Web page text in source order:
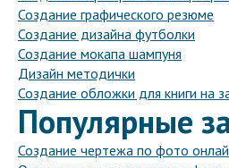
Создание графического резюме
Создание дизайна футболки
Создание мокапа шампуня
Дизайн методички
Создание обложки для книги на
Популярные
Создание чертежа по фото